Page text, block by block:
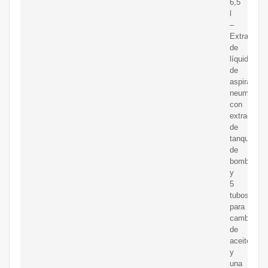
6,5
–
Extractor
de
líquido
de
aspiradora
con
extractor
de
tanque
de
bomba
y
5
tubos
para
cambio
de
aceite
y
una